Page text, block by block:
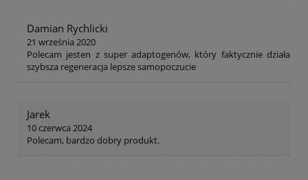
Damian Rychlicki
21 września 2020
Polecam jesten z super adaptogenów, który faktycznie działa
szybsza regeneracja lepsze samopoczucie
Jarek
10 czerwca 2024
Polecam, bardzo dobry produkt.